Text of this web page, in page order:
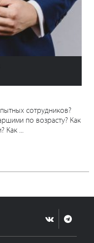
сотрудников?
по возрасту? Как
...